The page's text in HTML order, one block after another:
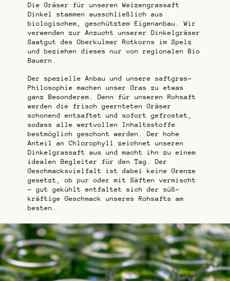
Die Gräser für unseren Weizengrassaft
Dinkel stammen ausschließlich aus
biologischem, geschütztem Eigenanbau. Wir
verwenden zur Anzucht unserer Dinkelgräser
Saatgut des Oberkulmer Rotkorns im Spelz
und beziehen dieses nur von regionalen Bio
Bauern.
Der spezielle Anbau und unsere saftgras-
Philosophie machen unser Gras zu etwas
ganz Besonderem. Denn für unseren Rohsaft
werden die frisch geernteten Gräser
schonend entsaftet und sofort gefrostet,
sodass alle wertvollen Inhaltsstoffe
bestmöglich geschont werden. Der hohe
Anteil an Chlorophyll zeichnet unseren
Dinkelgrassaft aus und macht ihn zu einem
idealen Begleiter für den Tag. Der
Geschmacksvielfalt ist dabei keine Grenze
gesetzt, ob pur oder mit Säften vermischt
– gut gekühlt entfaltet sich der süß-
kräftige Geschmack unseres Rohsafts am
besten.